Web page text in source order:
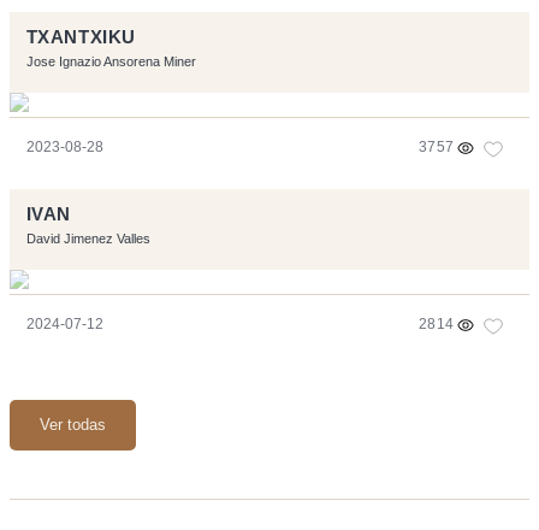
TXANTXIKU
Jose Ignazio Ansorena Miner
2023-08-28 3757
IVAN
David Jimenez Valles
2024-07-12 2814
Ver todas